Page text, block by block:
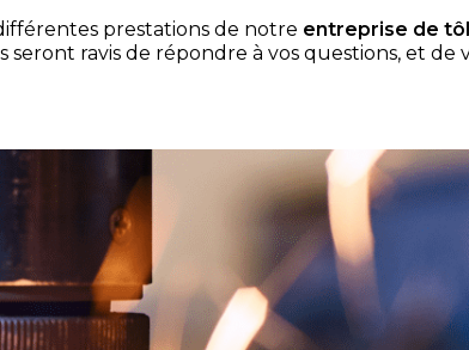
prestations de notre entreprise de
seront ravis de répondre à vos questions, et